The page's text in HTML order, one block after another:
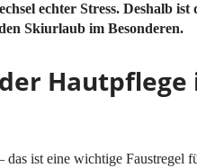
echter Stress. Deshalb
Skiurlaub im Besonderen.
ist eine wichtige Faustregel